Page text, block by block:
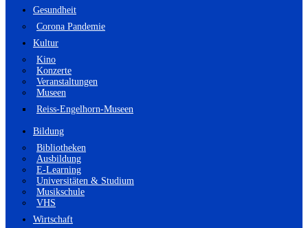
Gesundheit
Corona Pandemie
Kultur
Kino
Konzerte
Veranstaltungen
Museen
Reiss-Engelhorn-Museen
Bildung
Bibliotheken
Ausbildung
E-Learning
Universitäten & Studium
Musikschule
VHS
Wirtschaft